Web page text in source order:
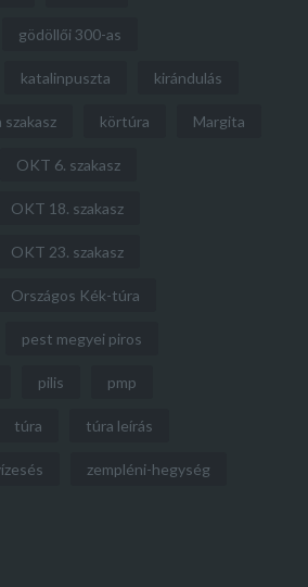
gödöllői 300-as
katalinpuszta kirándulás
körtúra Margita
OKT 6. szakasz
OKT 18. szakasz
OKT 23. szakasz
Országos Kék-túra
pest megyei piros
pilis pmp
túra túra leírás
zempléni-hegység